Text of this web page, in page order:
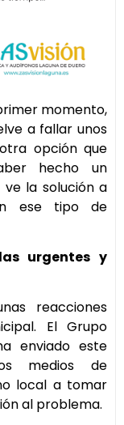
momento,
a fallar unos
opción que
hecho un
la solución a
ese tipo de
urgentes y
reacciones
El Grupo
enviado este
medios de
local a tomar
al problema.